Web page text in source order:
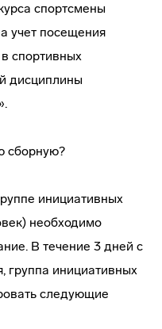
спортсмены
учет посещения
спортивных
дисциплины
сборную?
инициативных
необходимо
В течение 3 дней с
группа инициативных
следующие